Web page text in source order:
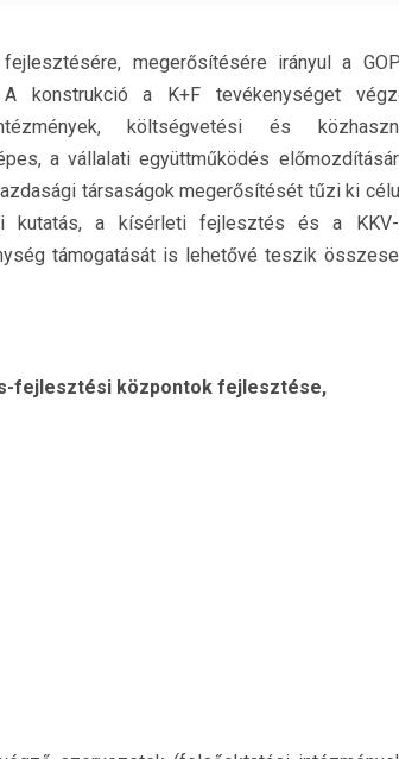
megerősítésére irányul a
konstrukció a K+F tevékenységet
költségvetési és
a vállalati együttműködés
társaságok megerősítését tűzi ki
kutatás, a kísérleti fejlesztés és a
támogatását is lehetővé teszik
fejlesztési központok fejlesztése,